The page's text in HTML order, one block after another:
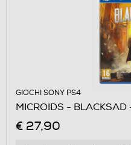
GIOCHI SONY PS4
MICROIDS - BLACKSAD
€ 27,90